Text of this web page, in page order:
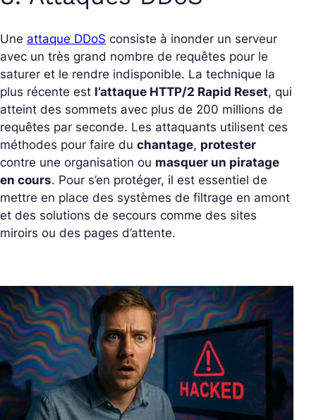
Une attaque DDoS consiste à inonder un serveur
avec un très grand nombre de requêtes pour le
saturer et le rendre indisponible. La technique la
plus récente est l’attaque HTTP/2 Rapid Reset, qui
atteint des sommets avec plus de 200 millions de
requêtes par seconde. Les attaquants utilisent ces
méthodes pour faire du chantage, protester
contre une organisation ou masquer un piratage
en cours. Pour s’en protéger, il est essentiel de
mettre en place des systèmes de filtrage en amont
et des solutions de secours comme des sites
miroirs ou des pages d’attente.